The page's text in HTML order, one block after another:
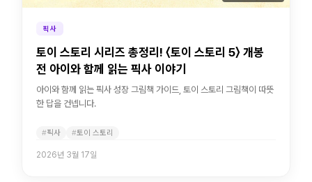
픽사
토이 스토리 시리즈 총정리! 〈토이 스토리 5〉 개봉
전 아이와 함께 읽는 픽사 이야기
아이와 함께 읽는 픽사 성장 그림책 가이드, 토이 스토리 그림책이 따뜻
한 답을 건넵니다.
픽사 토이 스토리
2026년 3월 17일